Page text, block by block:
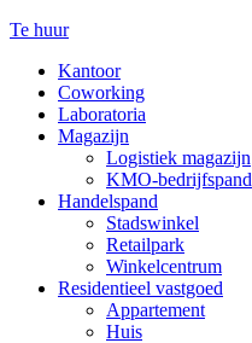
Te huur
Kantoor
Coworking
Laboratoria
Magazijn
Logistiek magazijn
KMO-bedrijfspand
Handelspand
Stadswinkel
Retailpark
Winkelcentrum
Residentieel vastgoed
Appartement
Huis